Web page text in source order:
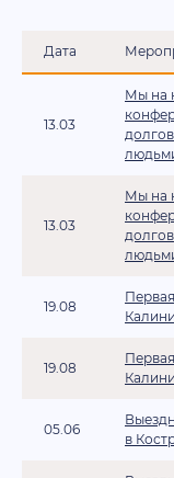
Дата
13.03
Мы на
13.03
Мы на
19.08
19.08
05.06
в